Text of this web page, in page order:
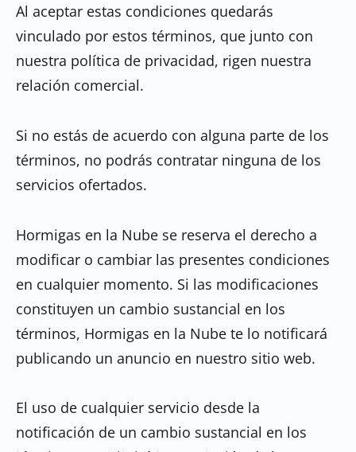
Al aceptar estas condiciones quedarás
vinculado por estos términos, que junto con
nuestra política de privacidad, rigen nuestra
relación comercial.
Si no estás de acuerdo con alguna parte de los
términos, no podrás contratar ninguna de los
servicios ofertados.
Hormigas en la Nube se reserva el derecho a
modificar o cambiar las presentes condiciones
en cualquier momento. Si las modificaciones
constituyen un cambio sustancial en los
términos, Hormigas en la Nube te lo notificará
publicando un anuncio en nuestro sitio web.
El uso de cualquier servicio desde la
notificación de un cambio sustancial en los